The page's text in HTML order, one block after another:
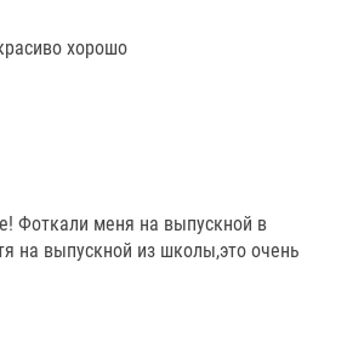
хорошо
Фоткали меня на выпускной в
на выпускной из школы,это очень